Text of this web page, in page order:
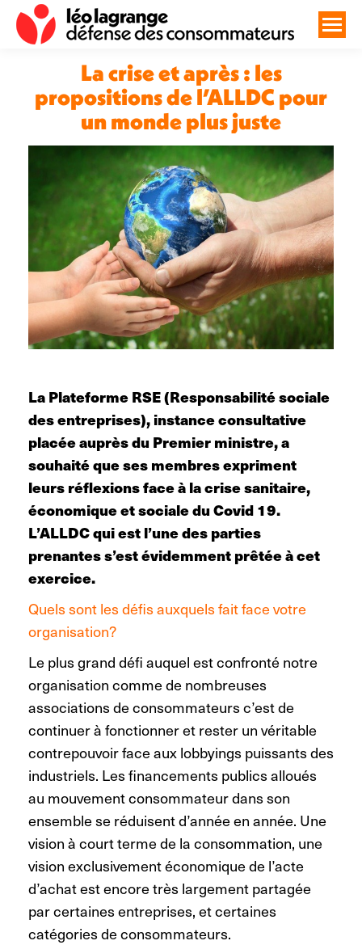
La crise et après : les
propositions de l’ALLDC pour
un monde plus juste
Vous êtes ici :
La Plateforme RSE (Responsabilité sociale
des entreprises), instance consultative
placée auprès du Premier ministre, a
souhaité que ses membres expriment
leurs réflexions face à la crise sanitaire,
économique et sociale du Covid 19.
L’ALLDC qui est l’une des parties
prenantes s’est évidemment prêtée à cet
exercice.
Quels sont les défis auxquels fait face votre
organisation?
Le plus grand défi auquel est confronté notre
organisation comme de nombreuses
associations de consommateurs c’est de
continuer à fonctionner et rester un véritable
contrepouvoir face aux lobbyings puissants des
industriels. Les financements publics alloués
au mouvement consommateur dans son
ensemble se réduisent d’année en année. Une
vision à court terme de la consommation, une
vision exclusivement économique de l’acte
d’achat est encore très largement partagée
par certaines entreprises, et certaines
catégories de consommateurs.